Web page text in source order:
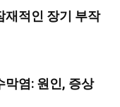
재적인 장기 부작
막염: 원인, 증상